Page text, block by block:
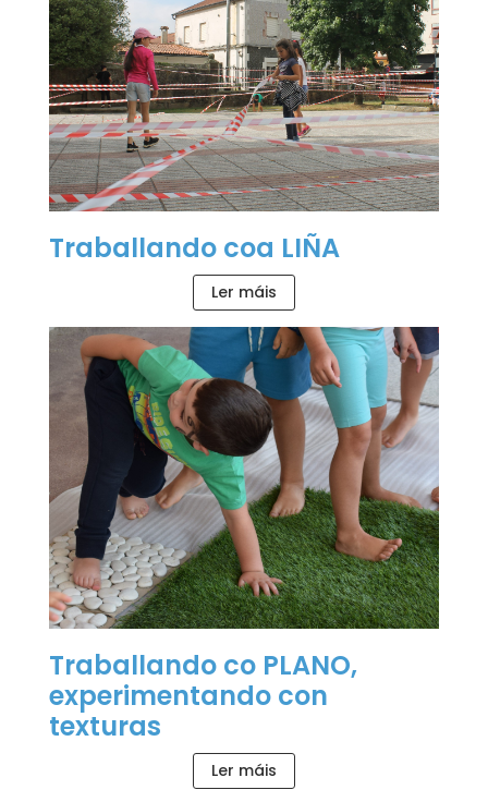
Traballando coa LIÑA
Ler máis
Traballando co PLANO,
experimentando con
texturas
Ler máis